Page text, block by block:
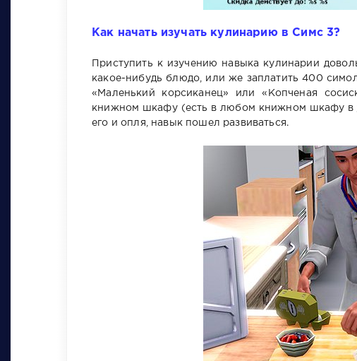
Как начать изучать кулинарию в Симс 3?
Приступить к изучению навыка кулинарии
какое-нибудь блюдо, или же заплатить 400
«Маленький корсиканец» или «Копченая
книжном шкафу (есть в любом книжном шкафу в
его и опля, навык пошел развиваться.